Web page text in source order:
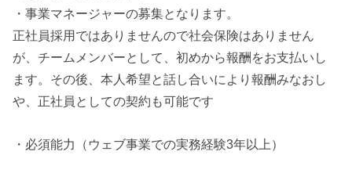
・事業マネージャーの募集となります。
正社員採用ではありませんので社会保険はありません
が、チームメンバーとして、初めから報酬をお支払いし
ます。その後、本人希望と話し合いにより報酬みなおし
や、正社員としての契約も可能です
・必須能力（ウェブ事業での実務経験3年以上）